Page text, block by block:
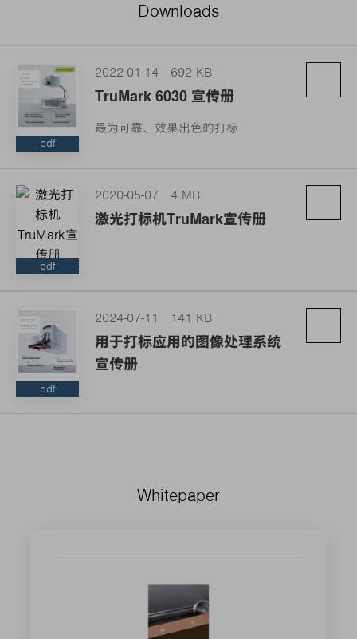
Downloads
pdf
2022-01-14 692 KB
TruMark 6030 宣传册
最为可靠、效果出色的打标
pdf
2020-05-07 4 MB
激光打标机TruMark宣传册
pdf
2024-07-11 141 KB
用于打标应用的图像处理系统
宣传册
Whitepaper